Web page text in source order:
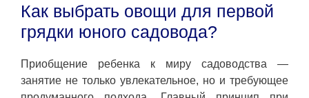
Как выбрать овощи для первой
грядки юного садовода?
Приобщение ребенка к миру садоводства —
занятие не только увлекательное, но и требующее